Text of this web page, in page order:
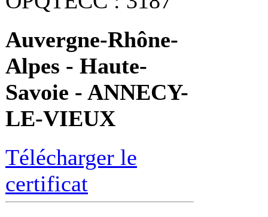
Auvergne-Rhône-
Alpes - Haute-
Savoie - ANNECY-
LE-VIEUX
Télécharger le
certificat